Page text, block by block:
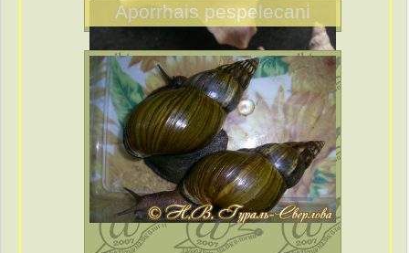
Aporrhais pespelecani